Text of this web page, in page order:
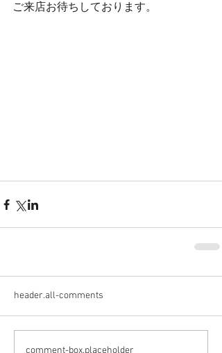
ご来店お待ちしております。
header.all-comments
comment-box.placeholder